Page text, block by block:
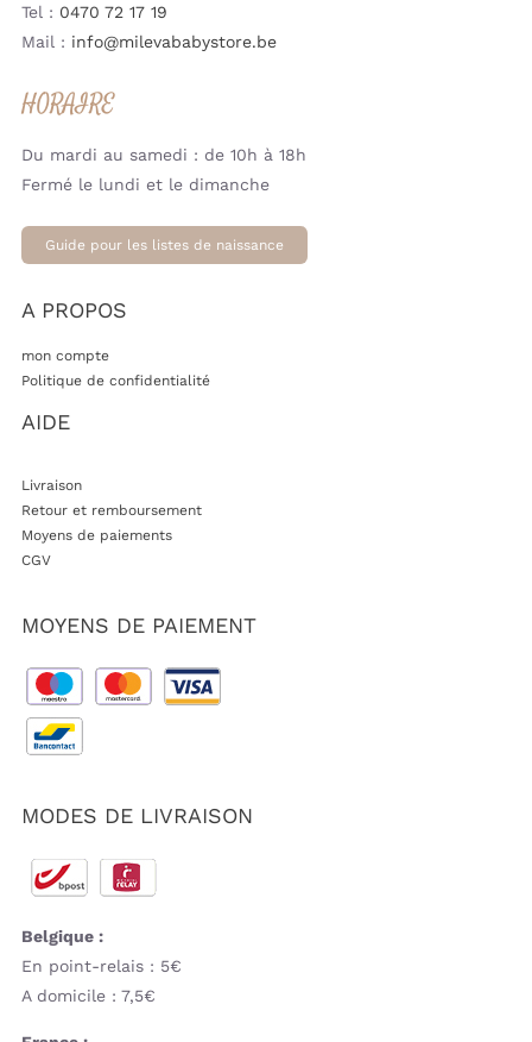
Tel : 0470 72 17 19
Mail : info@milevababystore.be
HORAIRE
Du mardi au samedi : de 10h à 18h
Fermé le lundi et le dimanche
Guide pour les listes de naissance
A PROPOS
mon compte
Politique de confidentialité
AIDE
Livraison
Retour et remboursement
Moyens de paiements
CGV
MOYENS DE PAIEMENT
MODES DE LIVRAISON
Belgique :
En point-relais : 5€
A domicile : 7,5€